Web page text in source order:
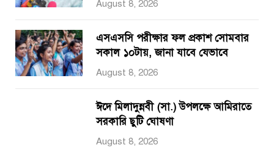
August 8, 2026
এসএসসি পরীক্ষার ফল প্রকাশ সোমবার
সকাল ১০টায়, জানা যাবে যেভাবে
August 8, 2026
ঈদে মিলাদুন্নবী (সা.) উপলক্ষে আমিরাতে
সরকারি ছুটি ঘোষণা
August 8, 2026